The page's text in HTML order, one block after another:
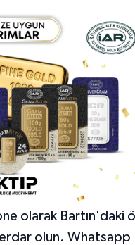
olarak Bartın'daki
olun. Whatsapp